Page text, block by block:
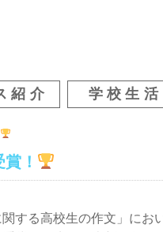
紹介 学校生活
！
する高校生の作文」にお